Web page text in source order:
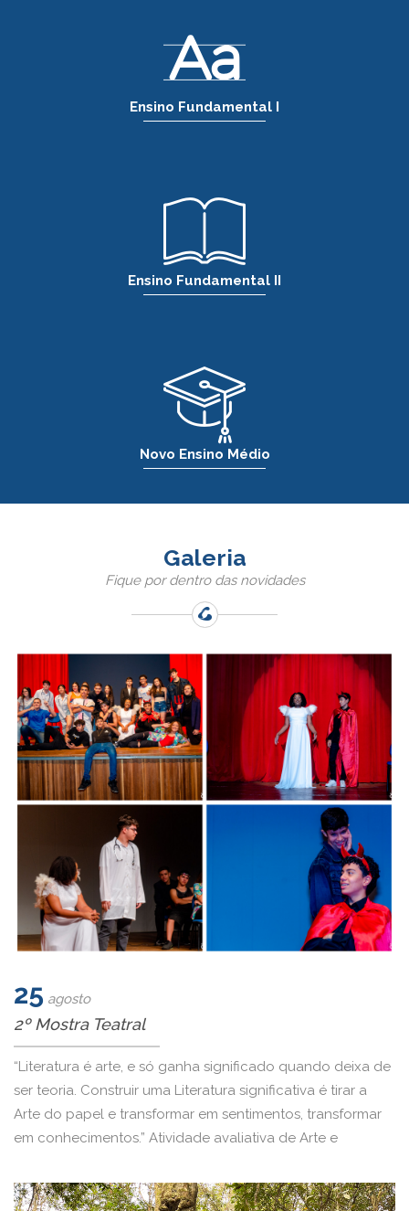
Ensino Fundamental I
Ensino Fundamental II
Novo Ensino Médio
Galeria
Fique por dentro das novidades
25 agosto
2º Mostra Teatral
“Literatura é arte, e só ganha significado quando deixa de
ser teoria. Construir uma Literatura significativa é tirar a
Arte do papel e transformar em sentimentos, transformar
em conhecimentos.” Atividade avaliativa de Arte e
adaptação do texto.